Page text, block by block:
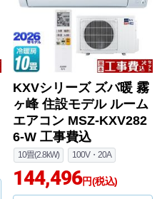
KXVシリーズ ズバ暖 霧
ヶ峰 住設モデル ルーム
エアコン MSZ-KXV282
6-W 工事費込
10畳(2.8kW) 100V・20A
144,496円(税込)